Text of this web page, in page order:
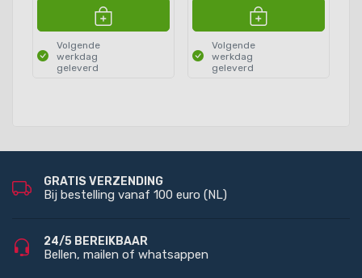
Volgende
werkdag
geleverd
Volgende
werkdag
geleverd
GRATIS VERZENDING
Bij bestelling vanaf 100 euro (NL)
24/5 BEREIKBAAR
Bellen, mailen of whatsappen